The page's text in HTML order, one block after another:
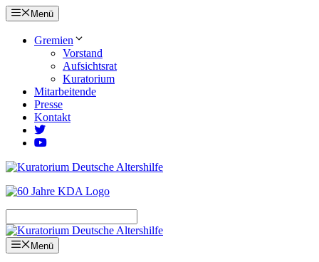
Zum
Inhalt
springen
Menü
Gremien
Vorstand
Aufsichtsrat
Kuratorium
Mitarbeitende
Presse
Kontakt
Menü